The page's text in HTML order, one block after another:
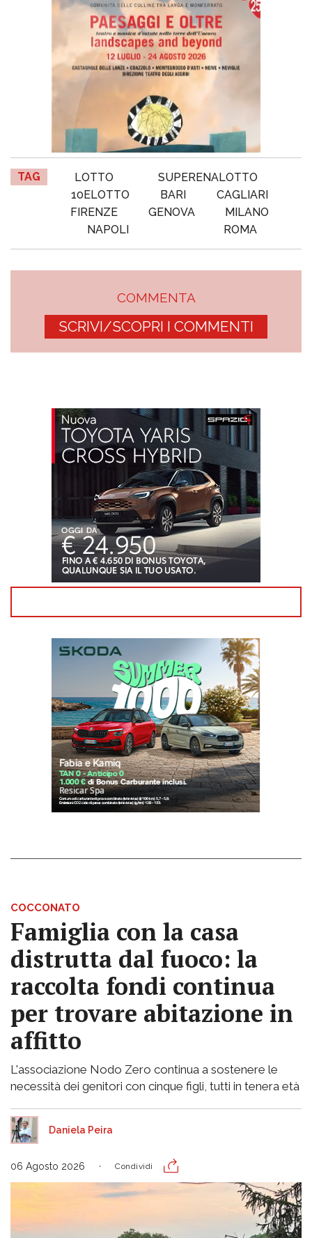
TAG LOTTO
SUPERENALOTTO
10ELOTTO
BARI
CAGLIARI
FIRENZE
GENOVA
MILANO
NAPOLI
ROMA
COMMENTA
SCRIVI/SCOPRI I COMMENTI
COCCONATO
Famiglia con la casa
distrutta dal fuoco: la
raccolta fondi continua
per trovare abitazione in
affitto
L'associazione Nodo Zero continua a sostenere le
necessità dei genitori con cinque figli, tutti in tenera età
Daniela Peira
06 Agosto 2026 Condividi